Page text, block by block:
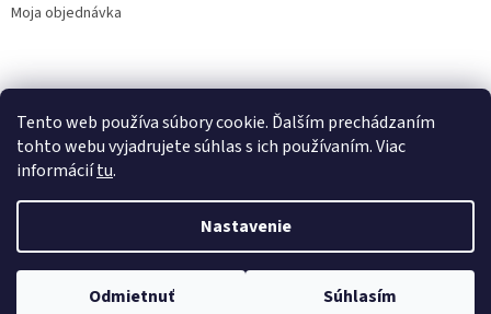
Tento web používa súbory cookie. Ďalším prechádzaním
tohto webu vyjadrujete súhlas s ich používaním. Viac
informáciítu.
Nastavenie
Odmietnuť Súhlasím
Moja objednávka
0KS / 0 €
Vytvoril Shoptet
Copyright 2026ZELOTEX SK . Všetky práva vyhradené.